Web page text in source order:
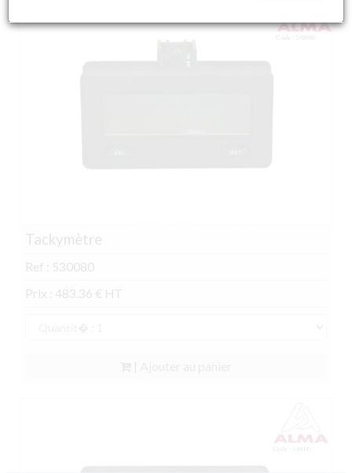
Tackymètre
Ref : 530080
Prix : 483.36 € HT